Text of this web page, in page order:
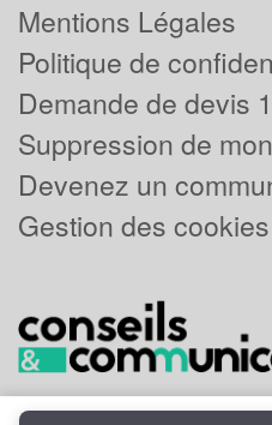
Mentions Légales
Politique de
Demande de devis
Suppression de
Devenez un
Gestion des cookies